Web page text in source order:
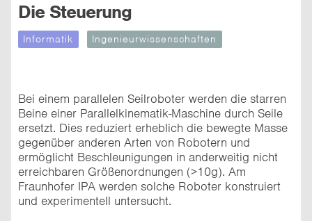
Die Steuerung
Informatik Ingenieurwissenschaften
Bei einem parallelen Seilroboter werden die starren
Beine einer Parallelkinematik-Maschine durch Seile
ersetzt. Dies reduziert erheblich die bewegte Masse
gegenüber anderen Arten von Robotern und
ermöglicht Beschleunigungen in anderweitig nicht
erreichbaren Größenordnungen (>10g). Am
Fraunhofer IPA werden solche Roboter konstruiert
und experimentell untersucht.